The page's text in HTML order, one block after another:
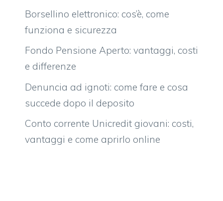
Borsellino elettronico: cos’è, come
funziona e sicurezza
Fondo Pensione Aperto: vantaggi, costi
e differenze
Denuncia ad ignoti: come fare e cosa
succede dopo il deposito
Conto corrente Unicredit giovani: costi,
vantaggi e come aprirlo online